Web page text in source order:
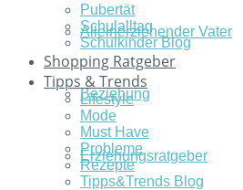
Alleinerziehender Vater
Beziehung
Erziehungsratgeber
Pubertät
Schulalltag
Schulkinder Blog
Shopping Ratgeber
Tipps & Trends
Lifestyle
Mode
Must Have
Probleme
Rezepte
Tipps&Trends Blog